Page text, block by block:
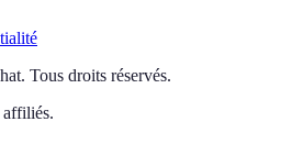
. Tous droits réservés.
affiliés.